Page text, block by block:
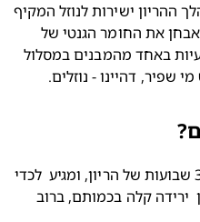
תאי עור של העובר, שנושרים במהלך ההריון ישירות לנוזל המקיף
אותו. באמצעות תאים אלו, ניתן לאבחן את החומר הגנטי של
העובר במהלך בדיקת מי שפיר. בעיות באחד מהמבנים במסלול
דהיינו - נוזלים.
נפח המים עולה בהתמדה עד ל-33 שבועות של הריון, ומגיע  לכדי
כ - 1500cc. גם אם בהמשך תיתכן  ירידה קלה בכמותם, ברוב